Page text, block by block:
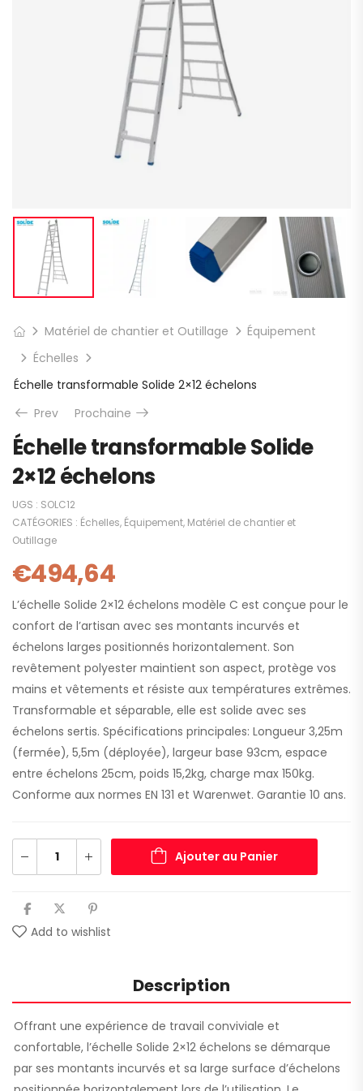
Matériel de chantier et Outillage
Équipement
Échelles
Échelle transformable Solide 2×12 échelons
Prev
Prochaine
Échelle transformable Solide
2×12 échelons
UGS : SOLC12
CATÉGORIES : Échelles, Équipement, Matériel de chantier et
Outillage
€494,64
L’échelle Solide 2×12 échelons modèle C est conçue pour le
confort de l’artisan avec ses montants incurvés et
échelons larges positionnés horizontalement. Son
revêtement polyester maintient son aspect, protège vos
mains et vêtements et résiste aux températures extrêmes.
Transformable et séparable, elle est solide avec ses
échelons sertis. Spécifications principales: Longueur 3,25m
(fermée), 5,5m (déployée), largeur base 93cm, espace
entre échelons 25cm, poids 15,2kg, charge max 150kg.
Conforme aux normes EN 131 et Warenwet. Garantie 10 ans.
Ajouter au Panier
Add to wishlist
Description
Offrant une expérience de travail conviviale et
confortable, l’échelle Solide 2×12 échelons se démarque
par ses montants incurvés et sa large surface d’échelons